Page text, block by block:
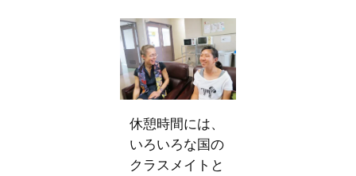
休憩時間には、
いろいろな国の
クラスメイトと